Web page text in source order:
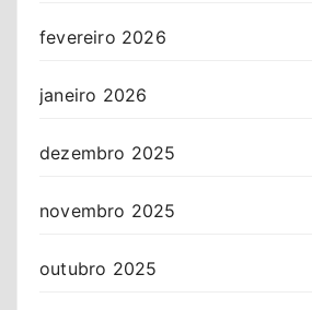
fevereiro 2026
janeiro 2026
dezembro 2025
novembro 2025
outubro 2025